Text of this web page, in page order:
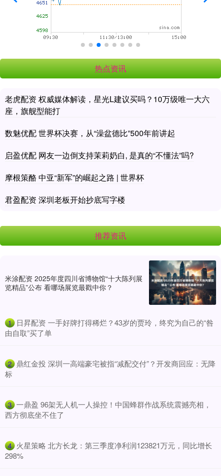
热点资讯
老虎配资 权威媒体解读，星光L建议买吗？10万级唯一大六
座，旗舰型能打
数魅优配 世界杯决赛，从“澡盆德比”500年前讲起
启盈优配 网友一边倒支持茉莉奶白, 是真的“不懂法”吗?
摩根策酪 中亚“新军”的崛起之路 | 世界杯
君盈配资 深圳老板开始抄底写字楼
推荐资讯
米涂配资 2025年度四川省博物馆“十大陈列展
览精品”公布 看哪场展览最戳中你？
1 ​日昇配资 一手好牌打得稀烂？43岁的贾玲，终究为自己的“咎
由自取”买了单
2 ​鼎红金投 深圳一高端豪宅被指“减配交付”？开发商回应：无降
标
3 ​一鼎盈 96架无人机一人操控！中国蜂群作战系统震撼亮相，
西方彻底坐不住了
4 ​火星策略 北方长龙：第三季度净利润123821万元，同比增长
298%